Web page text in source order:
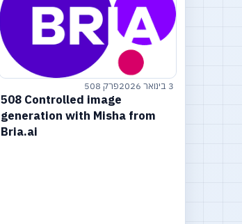
3 בינואר 2026 פרק 508
508 Controlled image
generation with Misha from
Bria.ai